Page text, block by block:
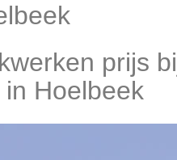
prijs
Hoelbeek